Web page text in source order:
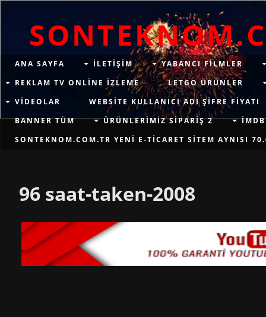
ANA SAYFA ILETIŞIM
YABANCI FILMLER
REKLAM TV ONLINE IZLEME
LETGO ÜRÜNLER
VIDEOLAR
WEBSITE KULLANICI ADI ŞIFRE FIYATI
BANNER TÜM
ÜRÜNLERIMIZ SIPARIŞ 2
SONTEKNOM.COM.TR YENI E-TICARET SITEM AYNISI
96 saat-taken-2008